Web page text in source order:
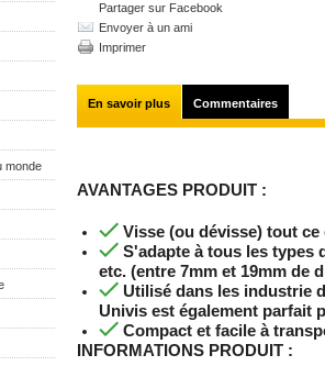
monde
Partager sur Facebook
Envoyer à un ami
Imprimer
En savoir plus Commentaires
AVANTAGES PRODUIT :
Visse (ou dévisse) tout
S'adapte à tous les types
etc. (entre 7mm et 19mm de
Utilisé dans les industrie
Univis est également parfait
Compact et facile à
INFORMATIONS PRODUIT :